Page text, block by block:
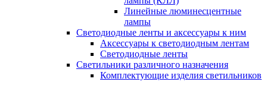
Линейные люминесцентные
лампы
Светодиодные ленты и аксессуары к ним
Аксессуары к светодиодным лентам
Светодиодные ленты
Светильники различного назначения
Комплектующие изделия светильников